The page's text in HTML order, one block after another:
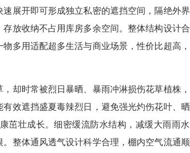
展开即可形成独立私密的遮挡空间，隔绝外
放收纳不占用库房多余空间。整体结构设计
多用适配超多生活与商业场景，性价比超高
却时常被烈日暴晒、暴雨冲淋损伤花草植株
效遮挡盛夏毒辣烈日，避免强光灼伤花叶、
茁壮成长。细密缓流防水结构，减缓大雨雨
整体通风透气设计科学合理，棚内空气流通